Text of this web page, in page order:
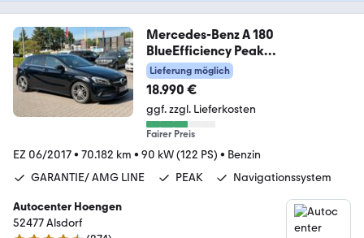
Mercedes-Benz A 180
BlueEfficiency Peak
Garantie*Amg Line*KeyL
Lieferung möglich
18.990 €
ggf. zzgl. Lieferkosten
Fairer Preis
EZ 06/2017• 70.182 km • 90 kW (122 PS) • Benzin
GARANTIE/ AMG LINE
PEAK Navigationssystem
Autocenter Hoengen
52477 Alsdorf